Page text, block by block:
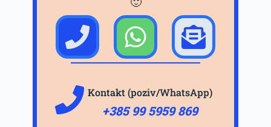
Kontakt (poziv/WhatsApp)
+385 99 5959 869